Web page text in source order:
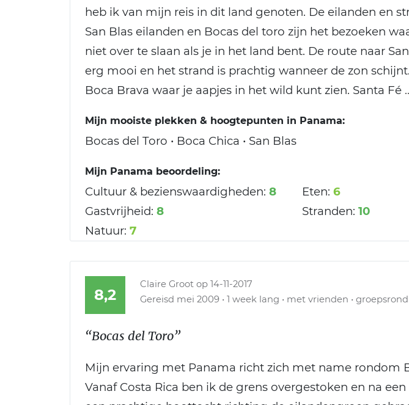
heb ik van mijn reis in dit land genoten. De eilanden en
San Blas eilanden en Bocas del toro zijn het bezoeken
niet over te slaan als je in het land bent. De route naar
erg mooi en het strand is prachtig wanneer de zon
Boca Brava waar je aapjes in het wild kunt zien. Santa Fé
Mijn mooiste plekken & hoogtepunten in Panama:
Bocas del Toro • Boca Chica • San Blas
Mijn Panama beoordeling:
Cultuur & bezienswaardigheden: 8
Gastvrijheid: 8
Natuur: 7
Eten: 6
Stranden: 10
8,2
Claire Groot op 14-11-2017
Gereisd mei 2009 • 1 week lang • met vrienden •
“Bocas del Toro”
Mijn ervaring met Panama richt zich met name rondom
Vanaf Costa Rica ben ik de grens overgestoken en na